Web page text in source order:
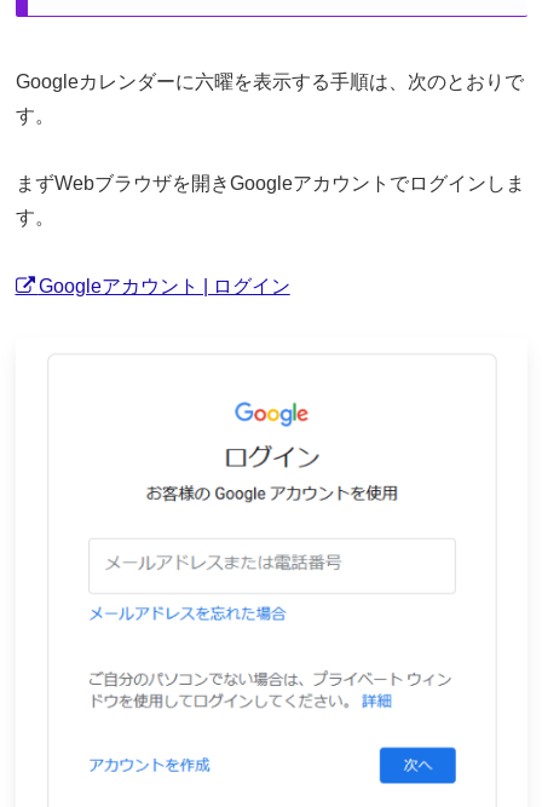
Googleカレンダーに六曜を表示する手順は、次のとおりで
す。
まずWebブラウザを開きGoogleアカウントでログインしま
す。
Googleアカウント | ログイン